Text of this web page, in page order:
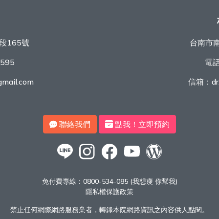
165號
台南市
電
信箱：
聯絡我們 點我！立即預約
免付費專線： 0800-534-085 (我想瘦 你幫我)
隱私權保護政策
禁止任何網際網路服務業者，轉錄本院網路資訊之內容供人點閱。